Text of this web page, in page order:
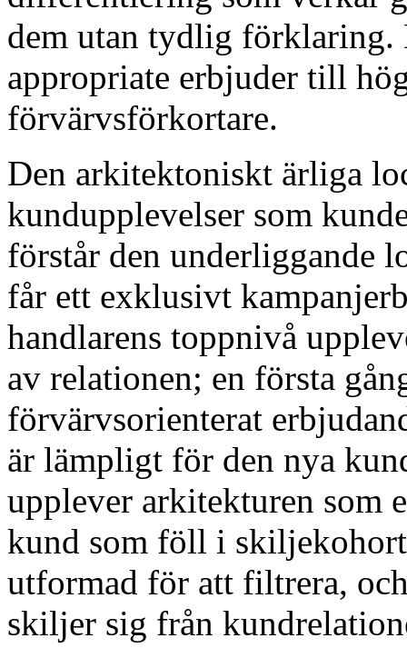
dem utan tydlig förklaring.
appropriate erbjuder till
förvärvsförkortare.
Den arkitektoniskt ärliga
kundupplevelser som
förstår den underliggande
får ett exklusivt
handlarens toppnivå
av relationen; en första
förvärvsorienterat
är lämpligt för den nya
upplever arkitekturen som
kund som föll i
utformad för att filtrera,
skiljer sig från